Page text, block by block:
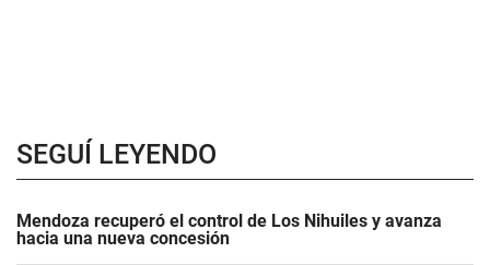
SEGUÍ LEYENDO
Mendoza recuperó el control de Los Nihuiles y avanza
hacia una nueva concesión